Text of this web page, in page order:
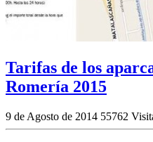
Tarifas de los
Romería 2015
9 de Agosto de 2014 55762